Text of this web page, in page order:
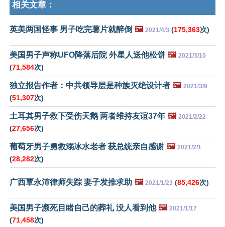
相关文章：
英美两国怪事 男子吃完薯片就醉倒 🖼️ 2021/4/3 (175,363次)
美国男子声称UFO降落后院 外星人送他松饼 🖼️ 2021/3/10
(71,584次)
独立报告作者：中共领导层是种族灭绝设计者 🖼️ 2021/3/9
(51,307次)
土耳其男子救下受伤天鹅 两者维持友谊37年 🖼️ 2021/2/22
(27,656次)
葡萄牙男子勇救溺冰水老者 获总统亲自感谢 🖼️ 2021/2/1
(28,282次)
广西覃永沛律师失踪 妻子发推求助 🖼️ 2021/1/23 (85,426次)
美国男子濒死目睹自己的葬礼 没人看到他 🖼️ 2021/1/17
(71,458次)